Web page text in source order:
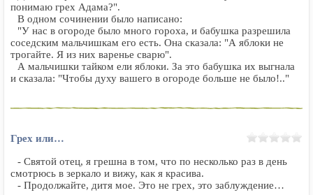
понимаю грех Адама?".
В одном сочинении было написано:
"У нас в огороде было много гороха, и бабушка разрешила
соседским мальчишкам его есть. Она сказала: "А яблоки не
трогайте. Я из них варенье сварю".
А мальчишки тайком ели яблоки. За это бабушка их выгнала
и сказала: "Чтобы духу вашего в огороде больше не было!.."
Грех или…
- Святой отец, я грешна в том, что по несколько раз в день
смотрюсь в зеркало и вижу, как я красива.
- Продолжайте, дитя мое. Это не грех, это заблуждение…